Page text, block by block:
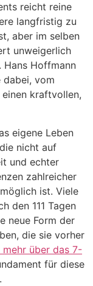
reicht reine
langfristig zu
aber im selben
unweigerlich
Hans Hoffmann
dabei, vom
kraftvollen,
eigene Leben
nicht auf
und echter
zahlreicher
ist. Viele
den 111 Tagen
neue Form der
die sie vorher
mehr über das 7-
für diese